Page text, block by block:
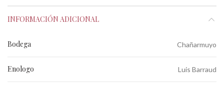
INFORMACIÓN ADICIONAL
Bodega Chañarmuyo
Enologo Luis Barraud